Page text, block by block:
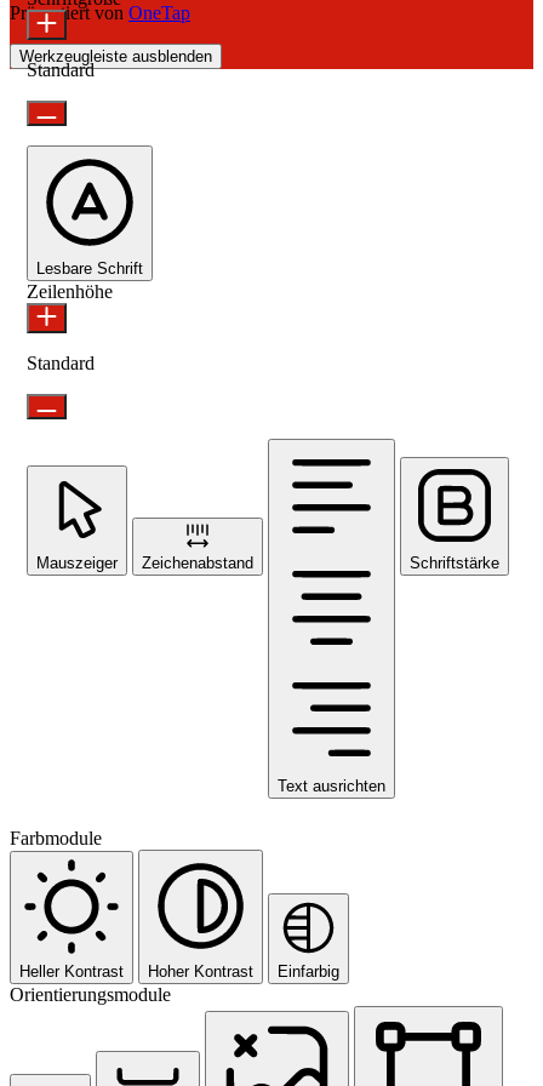
Präsentiert von OneTap
Werkzeugleiste ausblenden
Standard
Lesbare Schrift
Zeilenhöhe
Standard
Mauszeiger Zeichenabstand
Text ausrichten
Schriftstärke
Farbmodule
Heller Kontrast Hoher Kontrast Einfarbig
Orientierungsmodule